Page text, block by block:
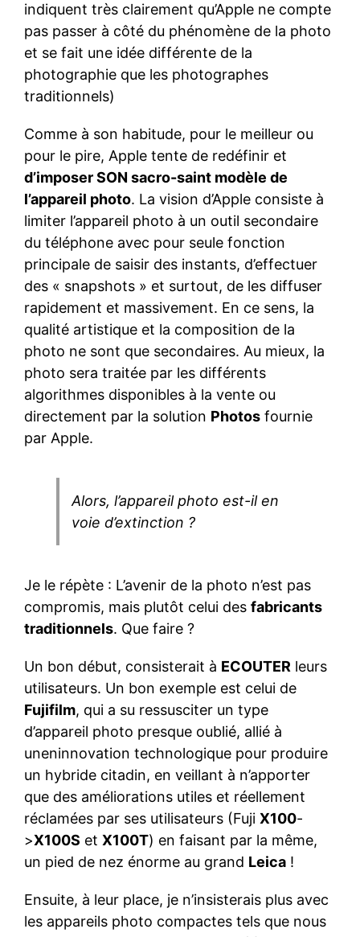
indiquent très clairement qu’Apple ne compte
pas passer à côté du phénomène de la photo
et se fait une idée différente de la
photographie que les photographes
traditionnels)
Comme à son habitude, pour le meilleur ou
pour le pire, Apple tente de redéfinir et
d’imposer SON sacro-saint modèle de
l’appareil photo. La vision d’Apple consiste à
limiter l’appareil photo à un outil secondaire
du téléphone avec pour seule fonction
principale de saisir des instants, d’effectuer
des « snapshots » et surtout, de les diffuser
rapidement et massivement. En ce sens, la
qualité artistique et la composition de la
photo ne sont que secondaires. Au mieux, la
photo sera traitée par les différents
algorithmes disponibles à la vente ou
directement par la solution Photos fournie
par Apple.
Alors, l’appareil photo est-il en
voie d’extinction ?
Je le répète : L’avenir de la photo n’est pas
compromis, mais plutôt celui des fabricants
traditionnels. Que faire ?
Un bon début, consisterait à ECOUTER leurs
utilisateurs. Un bon exemple est celui de
Fujifilm, qui a su ressusciter un type
d’appareil photo presque oublié, allié à
uneninnovation technologique pour produire
un hybride citadin, en veillant à n’apporter
que des améliorations utiles et réellement
réclamées par ses utilisateurs (Fuji X100-
>X100S et X100T) en faisant par la même,
un pied de nez énorme au grand Leica !
Ensuite, à leur place, je n’insisterais plus avec
les appareils photo compactes tels que nous